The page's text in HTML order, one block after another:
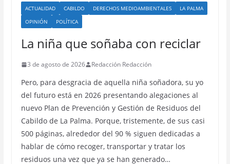
ACTUALIDAD CABILDO DERECHOS MEDIOAMBIENTALES
LA PALMA
OPINIÓN
POLÍTICA
La niña que soñaba con reciclar
3 de agosto de 2026 Redacción Redacción
Pero, para desgracia de aquella niña soñadora, su yo
del futuro está en 2026 presentando alegaciones al
nuevo Plan de Prevención y Gestión de Residuos del
Cabildo de La Palma. Porque, tristemente, de sus casi
500 páginas, alrededor del 90 % siguen dedicadas a
hablar de cómo recoger, transportar y tratar los
residuos una vez que ya se han generado…